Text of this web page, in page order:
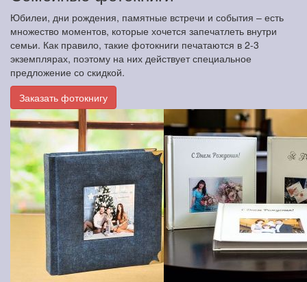
Юбилеи, дни рождения, памятные встречи и события – есть
множество моментов, которые хочется запечатлеть внутри
семьи. Как правило, такие фотокниги печатаются в 2-3
экземплярах, поэтому на них действует специальное
предложение со скидкой.
Заказать фотокнигу